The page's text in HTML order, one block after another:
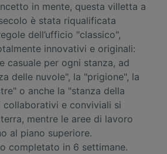
in mente, questa villetta a
è stata riqualificata
dell’ufficio "classico",
innovativi e originali:
casuale per ogni stanza, ad
delle nuvole", la "prigione", la
o anche la "stanza della
collaborativi e conviviali si
mentre le aree di lavoro
al piano superiore.
completato in 6 settimane.